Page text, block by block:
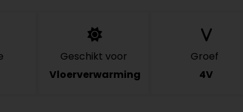
Geschikt voor
Vloerverwarming
Groef
4V